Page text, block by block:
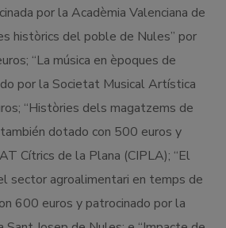
por la Acadèmia Valenciana de
històrics del poble de Nules” por
“La música en èpoques de
por la Societat Musical Artística
“Històries dels magatzems de
dotado con 500 euros y
Cítrics de la Plana (CIPLA); “El
sector agroalimentari en temps de
600 euros y patrocinado por la